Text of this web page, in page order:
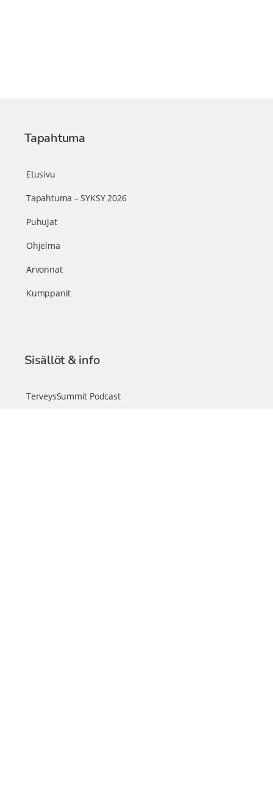
Tapahtuma
Etusivu
Tapahtuma – SYKSY 2026
Puhujat
Ohjelma
Arvonnat
Kumppanit
Sisällöt & info
TerveysSummit Podcast